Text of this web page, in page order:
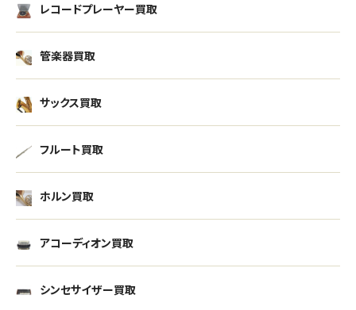
レコードプレーヤー買取
管楽器買取
サックス買取
フルート買取
ホルン買取
アコーディオン買取
シンセサイザー買取